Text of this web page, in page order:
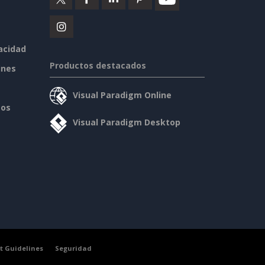
Productos destacados
Visual Paradigm Online
Visual Paradigm Desktop
Guidelines Seguridad